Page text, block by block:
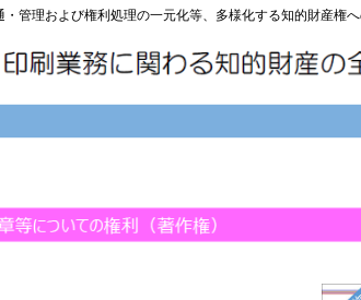
管理および権利処理の一元化等、多様化する知的財産権